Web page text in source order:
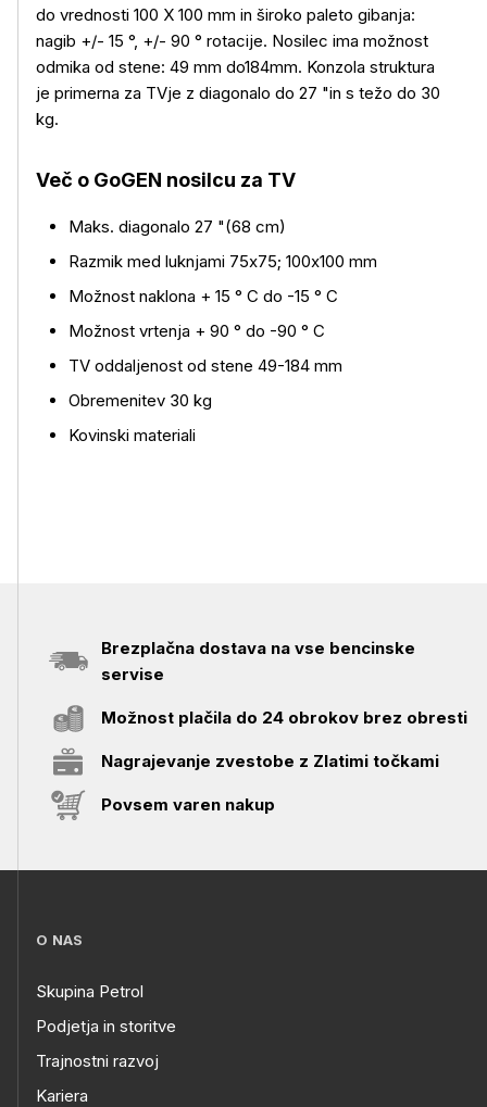
Več o izdelku
do vrednosti 100 X 100 mm in široko paleto gibanja:
nagib +/- 15 °, +/- 90 ° rotacije. Nosilec ima možnost
odmika od stene: 49 mm do184mm. Konzola struktura
je primerna za TVje z diagonalo do 27 "in s težo do 30
kg.
Več o GoGEN nosilcu za TV
Maks. diagonalo 27 "(68 cm)
Razmik med luknjami 75x75; 100x100 mm
Možnost naklona + 15 ° C do -15 ° C
Možnost vrtenja + 90 ° do -90 ° C
TV oddaljenost od stene 49-184 mm
Obremenitev 30 kg
Kovinski materiali
Brezplačna dostava na vse bencinske
servise
Možnost plačila do 24 obrokov brez obresti
Nagrajevanje zvestobe z Zlatimi točkami
Povsem varen nakup
O NAS
Skupina Petrol
Podjetja in storitve
Trajnostni razvoj
Kariera